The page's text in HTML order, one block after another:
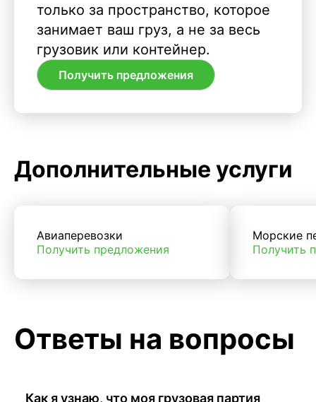
только за пространство, которое
занимает ваш груз, а не за весь
грузовик или контейнер.
Получить предложения
Дополнительные услуги
Авиаперевозки
Получить предложения
Морские
Получить
Ответы на вопросы
Как я узнаю, что моя грузовая партия